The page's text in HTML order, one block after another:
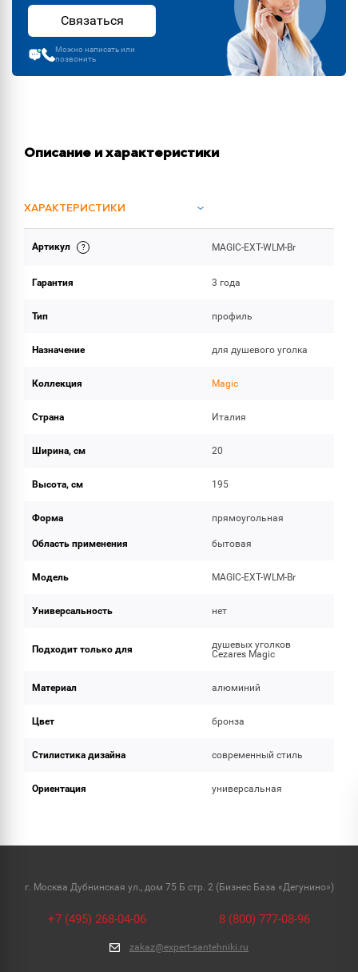
Связаться
Можно написать или
позвонить
Описание и характеристики
ХАРАКТЕРИСТИКИ
ОБЪЕМ ПОСТАВКИ
Артикул MAGIC-EXT-WLM-Br
Гарантия 3 года
Тип профиль
Назначение для душевого уголка
Коллекция Magic
Страна Италия
Ширина, см 20
Высота, см 195
Форма прямоугольная
Область применения бытовая
Модель MAGIC-EXT-WLM-Br
Универсальность нет
Подходит только для
душевых уголков
Cezares Magic
Материал алюминий
Цвет бронза
Стилистика дизайна современный стиль
Ориентация универсальная
г. Москва Дубнинская ул., дом 75 Б стр. 2 (Бизнес База «Дегунино»)
+7 (495) 268-04-06 8 (800) 777-08-96
zakaz@expert-santehniki.ru